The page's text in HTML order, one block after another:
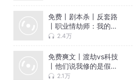
免费丨剧本杀丨反套路
丨职业情劫师：我的客
户是位祖宗
2.4万
免费爽文丨渡劫vs科技
丨他们说我修的是假仙
丨多人剧
2.1万